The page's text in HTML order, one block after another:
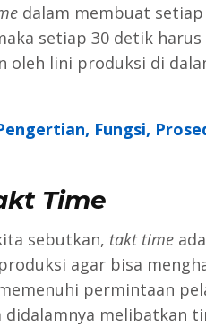
dalam membuat
setiap 30 detik harus
oleh lini produksi di
Fungsi,
Time
sebutkan, takt time
agar bisa
permintaan
didalamnya melibatkan